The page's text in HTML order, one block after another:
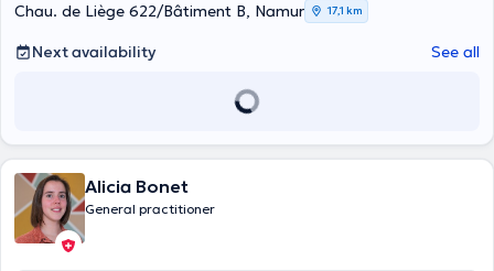
Chau. de Liège 622/Bâtiment B, Namur 17,1 km
Next availability See all
Alicia Bonet
General practitioner